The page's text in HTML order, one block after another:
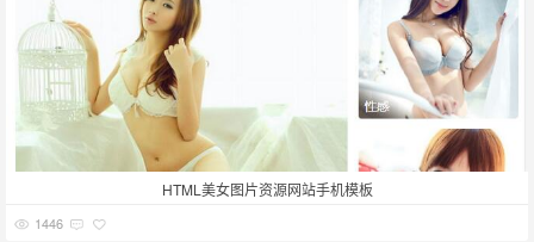
HTML美女图片资源网站手机模板
1446